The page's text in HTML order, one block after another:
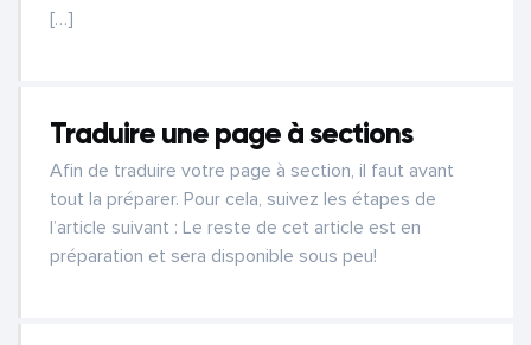
[…]
Traduire une page à sections
Afin de traduire votre page à section, il faut avant
tout la préparer. Pour cela, suivez les étapes de
l’article suivant : Le reste de cet article est en
préparation et sera disponible sous peu!